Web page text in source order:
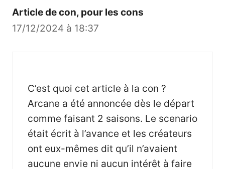
Article de con, pour les cons
17/12/2024 à 18:37
C’est quoi cet article à la con ?
Arcane a été annoncée dès le départ
comme faisant 2 saisons. Le scenario
était écrit à l’avance et les créateurs
ont eux-mêmes dit qu’il n’avaient
aucune envie ni aucun intérêt à faire